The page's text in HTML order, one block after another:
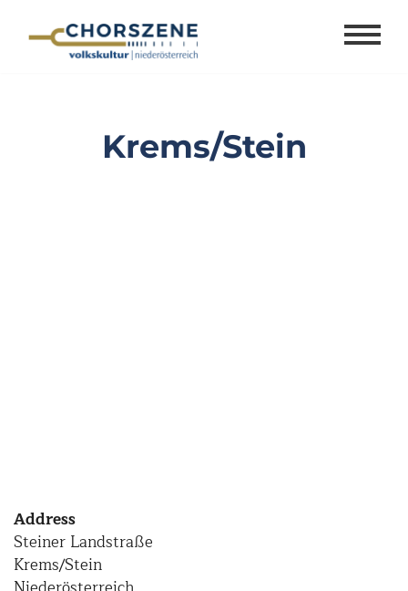
Krems/Stein
Address
Steiner Landstraße
Krems/Stein